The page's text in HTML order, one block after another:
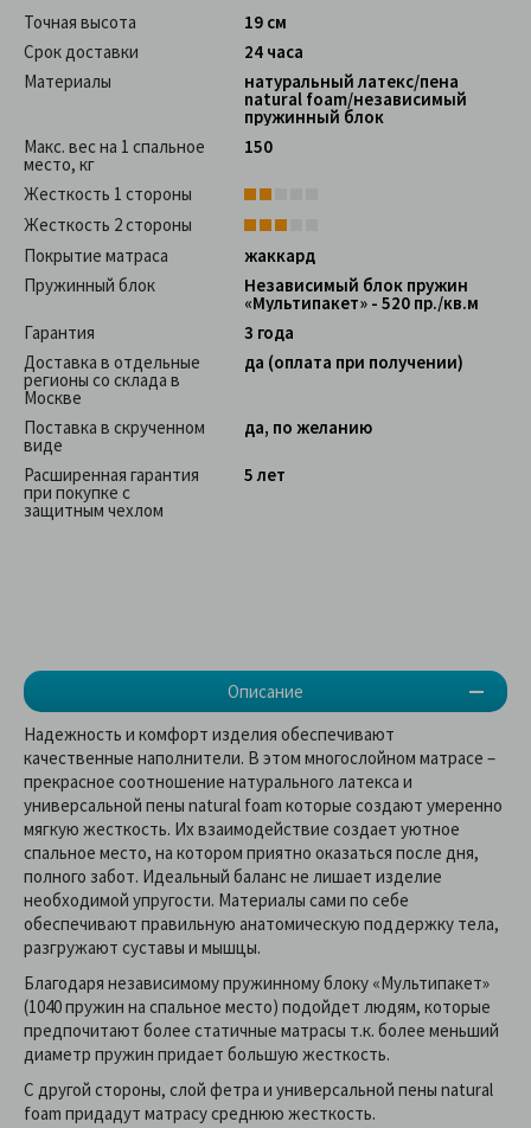
Описание
Точная высота
19 см
Срок доставки
24 часа
Материалы
натуральный латекс/пена
natural foam/независимый
пружинный блок
Макс. вес на 1 спальное
место, кг
150
Жесткость 1 стороны
Жесткость 2 стороны
Покрытие матраса
жаккард
Пружинный блок
Независимый блок пружин
«Мультипакет» - 520 пр./кв.м
Гарантия
3 года
Доставка в отдельные
регионы со склада в
Москве
да (оплата при получении)
Поставка в скрученном
виде
да, по желанию
Расширенная гарантия
при покупке с
защитным чехлом
5 лет
Надежность и комфорт изделия обеспечивают
качественные наполнители. В этом многослойном матрасе –
прекрасное соотношение натурального латекса и
универсальной пены natural foam которые создают умеренно
мягкую жесткость. Их взаимодействие создает уютное
спальное место, на котором приятно оказаться после дня,
полного забот. Идеальный баланс не лишает изделие
необходимой упругости. Материалы сами по себе
обеспечивают правильную анатомическую поддержку тела,
разгружают суставы и мышцы.
Благодаря независимому пружинному блоку «Мультипакет»
(1040 пружин на спальное место) подойдет людям, которые
предпочитают более статичные матрасы т.к. более меньший
диаметр пружин придает большую жесткость.
С другой стороны, слой фетра и универсальной пены natural
foam придадут матрасу среднюю жесткость.